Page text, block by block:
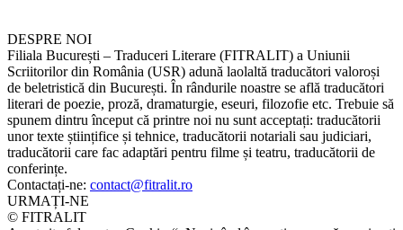
DESPRE NOI
Filiala București – Traduceri Literare (FITRALIT) a Uniunii
Scriitorilor din România (USR) adună laolaltă traducători valoroși
de beletristică din București. În rândurile noastre se află traducători
literari de poezie, proză, dramaturgie, eseuri, filozofie etc. Trebuie să
spunem dintru început că printre noi nu sunt acceptați: traducătorii
unor texte științifice și tehnice, traducătorii notariali sau judiciari,
traducătorii care fac adaptări pentru filme și teatru, traducătorii de
conferințe.
Contactați-ne: contact@fitralit.ro
URMAȚI-NE
© FITRALIT